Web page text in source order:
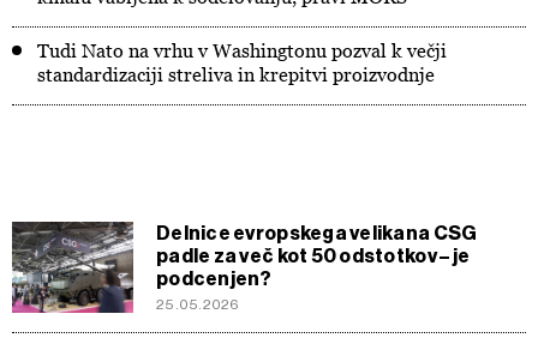
Tudi Nato na vrhu v Washingtonu pozval k večji
standardizaciji streliva in krepitvi proizvodnje
Delnice evropskega velikana CSG
padle za več kot 50 odstotkov – je
podcenjen?
25.05.2026